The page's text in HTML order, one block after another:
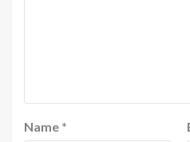
Name *